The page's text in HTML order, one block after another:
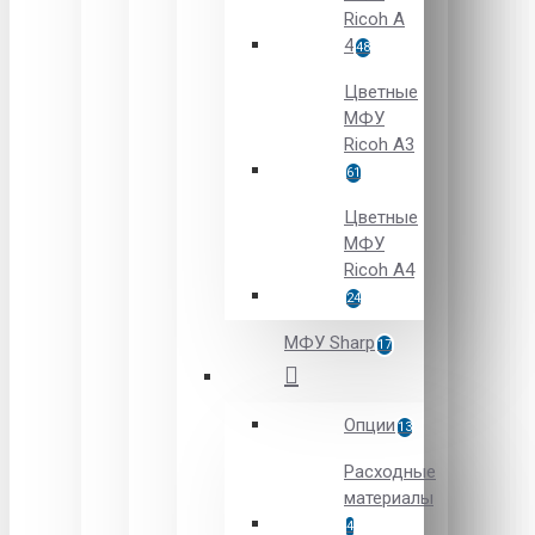
Ricoh A
448
Цветные
МФУ
Ricoh A3
61
Цветные
МФУ
Ricoh A4
24
МФУ Sharp 17
Опции 13
Расходные
материалы
4